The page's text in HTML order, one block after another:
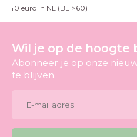
>40 euro in NL (BE >60)
Wil je op de hoogte
Abonneer je op onze
te blijven.